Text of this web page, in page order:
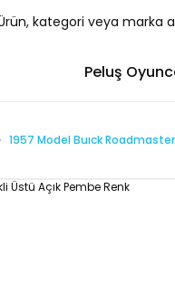
Peluş
1957 Model Buıck